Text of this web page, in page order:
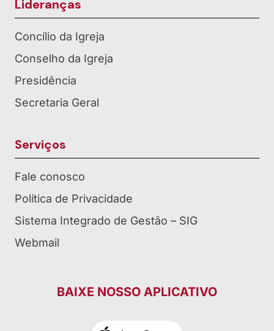
Lideranças
Concílio da Igreja
Conselho da Igreja
Presidência
Secretaria Geral
Serviços
Fale conosco
Política de Privacidade
Sistema Integrado de Gestão – SIG
Webmail
BAIXE NOSSO APLICATIVO